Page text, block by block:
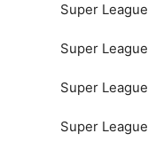
Super League
Super League
Super League
Super League